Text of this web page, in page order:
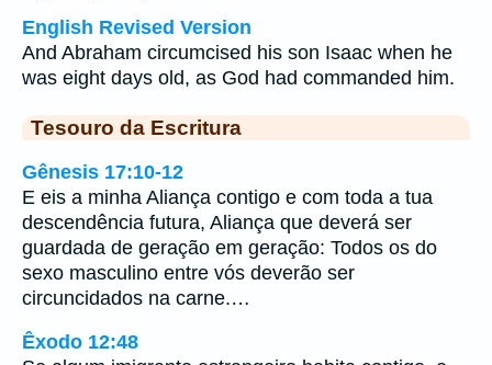
English Revised Version
And Abraham circumcised his son Isaac when he
was eight days old, as God had commanded him.
Tesouro da Escritura
Gênesis 17:10-12
E eis a minha Aliança contigo e com toda a tua
descendência futura, Aliança que deverá ser
guardada de geração em geração: Todos os do
sexo masculino entre vós deverão ser
circuncidados na carne.…
Êxodo 12:48